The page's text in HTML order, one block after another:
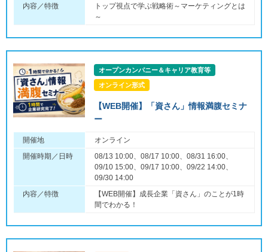
内容／特徴
トップ視点で学ぶ戦略術～マーケティングとは
～
オープンカンパニー＆キャリア教育等
オンライン形式
【WEB開催】「資さん」情報満腹セミナ
ー
開催地
オンライン
開催時期／日時
08/13 10:00、08/17 10:00、08/31 16:00、
09/10 15:00、09/17 10:00、09/22 14:00、
09/30 14:00
内容／特徴
【WEB開催】成長企業「資さん」のことが1時
間でわかる！